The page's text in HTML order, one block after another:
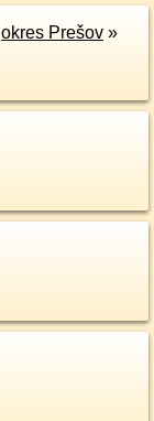
okres Prešov »